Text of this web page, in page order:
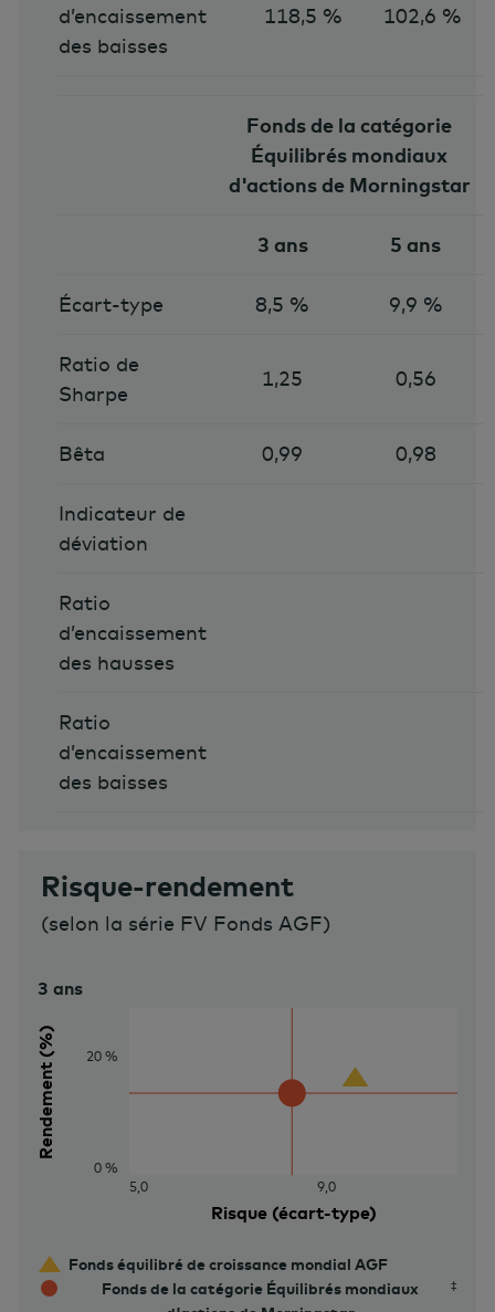
d’encaissement
des baisses
118,5 % 102,6 %
Fonds de la catégorie
Équilibrés mondiaux
d'actions de Morningstar
3 ans 5 ans
Écart-type 8,5 % 9,9 %
Ratio de
Sharpe
1,25 0,56
Bêta 0,99 0,98
Indicateur de
déviation
Ratio
d’encaissement
des hausses
Ratio
d’encaissement
des baisses
Risque-rendement
(selon la série FV Fonds AGF)
Rendement (%)
Risque (écart-type)
5,0 9,0
0 %
20 %
3 ans
Fonds équilibré de croissance mondial AGF
Fonds de la catégorie Équilibrés mondiaux